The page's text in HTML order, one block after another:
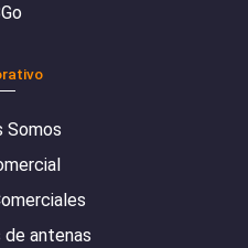
Somos
antenas